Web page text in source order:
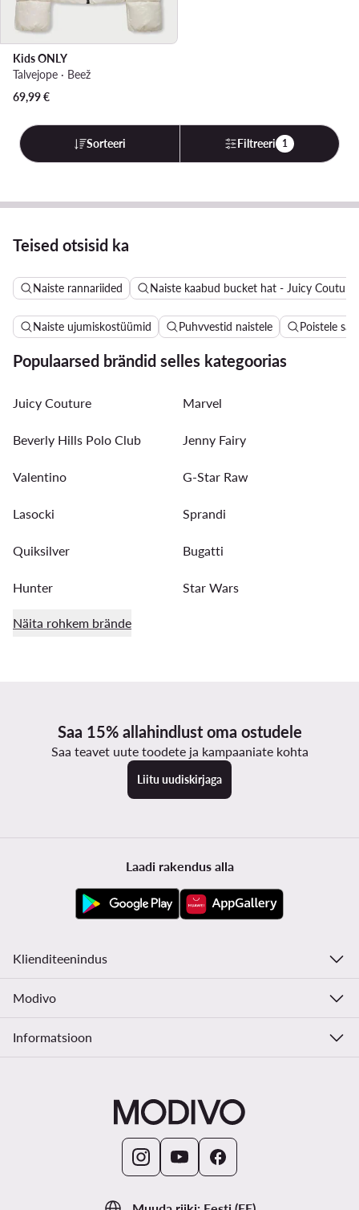
Kids ONLY
Talvejope · Beež
69,99€
Sorteeri Filtreeri 1
Teised otsisid ka
Naiste rannariided Naiste kaabud bucket hat - Juicy Couture
Naiste ujumiskostüümid Puhvvestid naistele Poistele
Populaarsed brändid selles kategoorias
Juicy Couture Marvel
Beverly Hills Polo Club Jenny Fairy
Valentino G-Star Raw
Lasocki Sprandi
Quiksilver Bugatti
Hunter Star Wars
Näita rohkem brände
Saa 15% allahindlust oma ostudele
Saa teavet uute toodete ja kampaaniate kohta
Liitu uudiskirjaga
Laadi rakendus alla
Klienditeenindus
Modivo
Informatsioon